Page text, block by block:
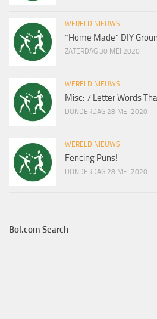
WERELD NIEUWS
“Home Made” DIY
ZATERDAG 30 MEI 2020
WERELD NIEUWS
Misc: 7 Letter Words
DONDERDAG 28 MEI 2020
WERELD NIEUWS
Fencing Puns!
DONDERDAG 28 MEI 2020
Bol.com Search